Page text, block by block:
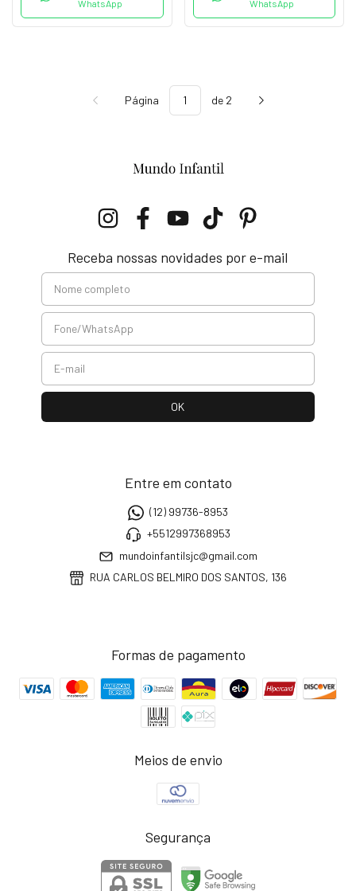
WhatsApp
WhatsApp
Página de 2
Receba nossas novidades por e-mail
Entre em contato
(12) 99736-8953
+5512997368953
mundoinfantilsjc@gmail.com
RUA CARLOS BELMIRO DOS SANTOS, 136
Formas de pagamento
Meios de envio
Segurança